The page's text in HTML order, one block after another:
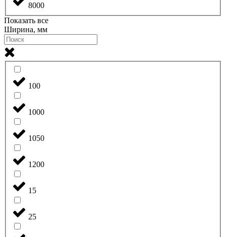
8000
Показать все
Ширина, мм
100
1000
1050
1200
15
25